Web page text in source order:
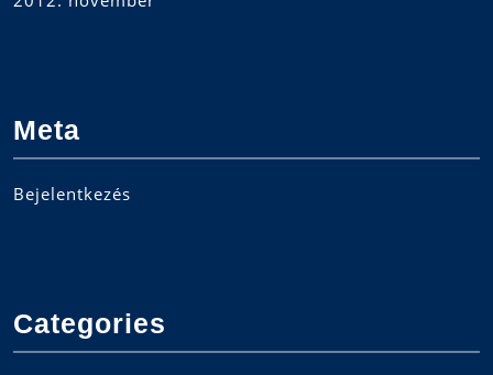
Meta
Bejelentkezés
Categories